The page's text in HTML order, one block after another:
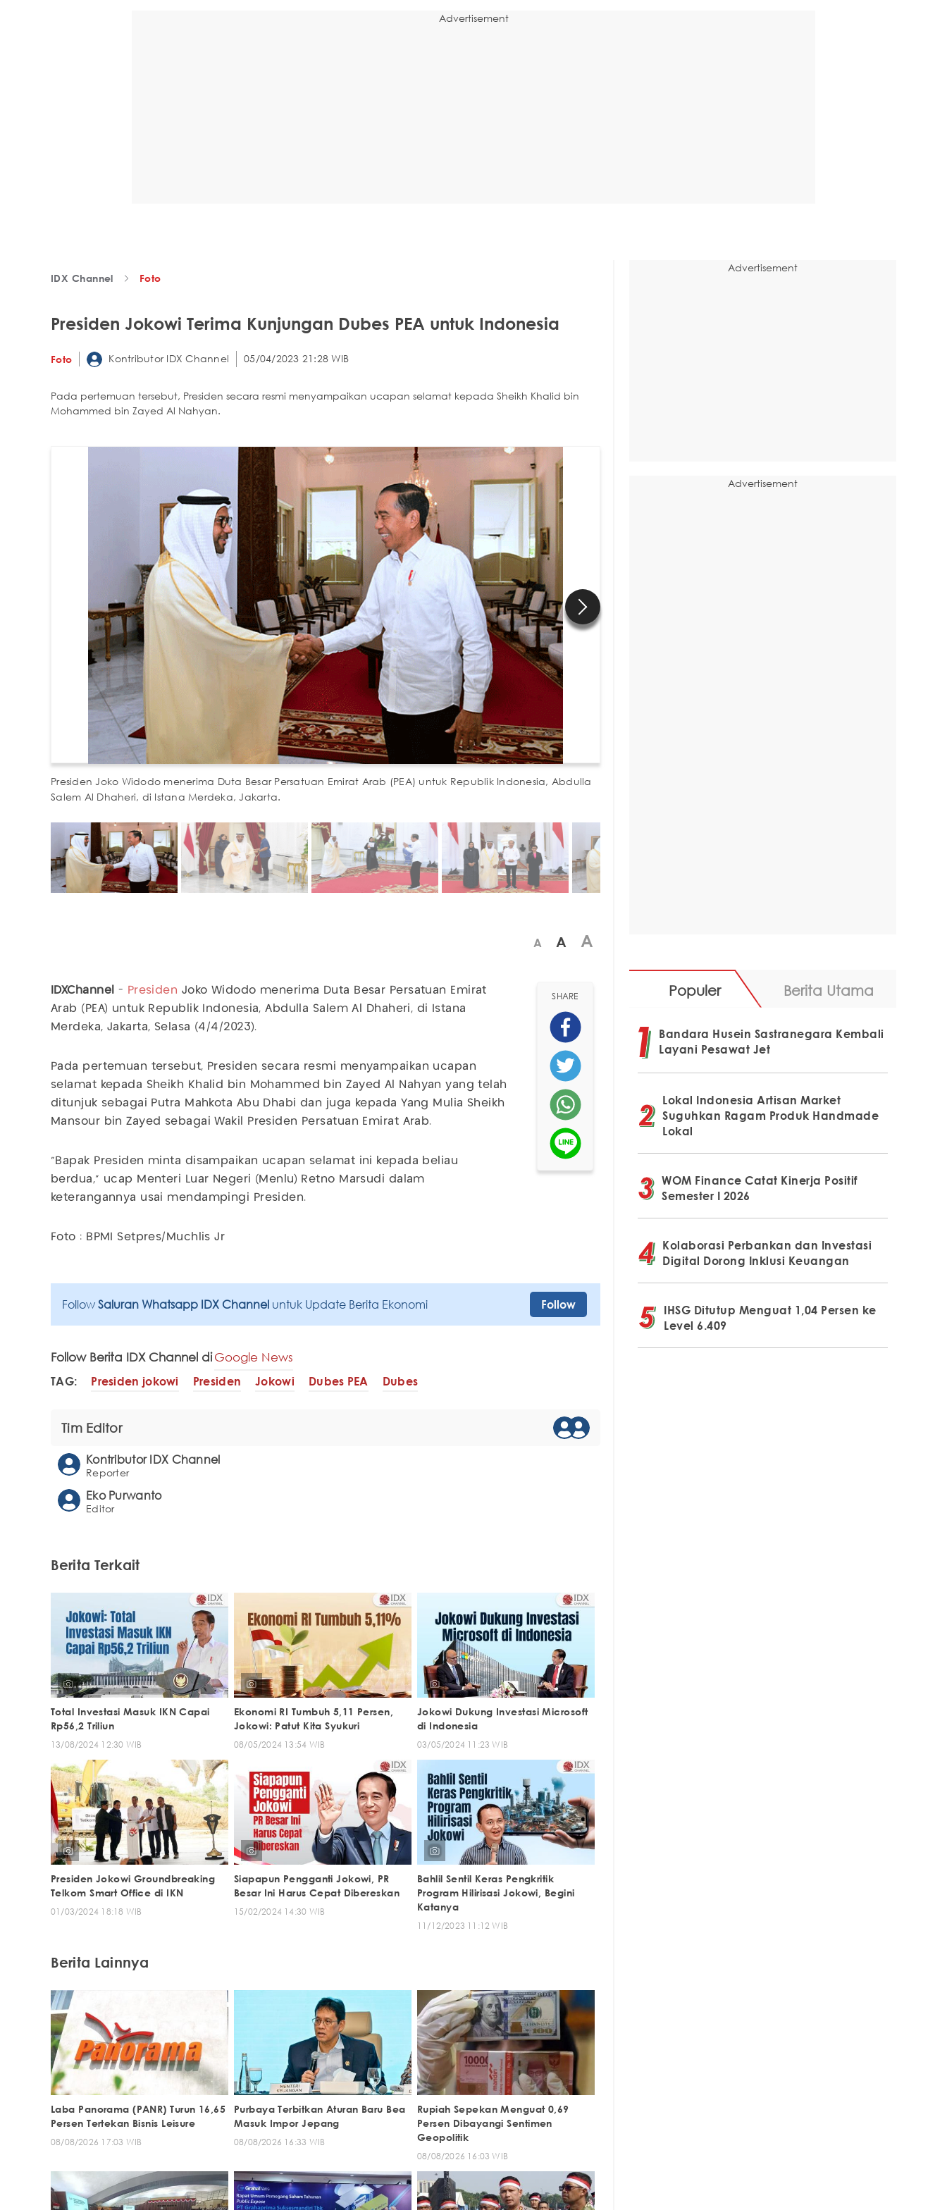
Advertisement
IDX Channel Foto
Presiden Jokowi Terima Kunjungan Dubes PEA untuk Indonesia
Foto Kontributor IDX Channel 05/04/2023 21:28 WIB
Pada pertemuan tersebut, Presiden secara resmi menyampaikan ucapan selamat kepada Sheikh Khalid bin
Mohammed bin Zayed Al Nahyan.
Presiden Joko Widodo menerima Duta Besar Persatuan Emirat Arab (PEA) untuk Republik Indonesia, Abdulla
Salem Al Dhaheri, di Istana Merdeka, Jakarta.
A A A
IDXChannel - Presiden Joko Widodo menerima Duta Besar Persatuan Emirat
Arab (PEA) untuk Republik Indonesia, Abdulla Salem Al Dhaheri, di Istana
Merdeka, Jakarta, Selasa (4/4/2023).
Pada pertemuan tersebut, Presiden secara resmi menyampaikan ucapan
selamat kepada Sheikh Khalid bin Mohammed bin Zayed Al Nahyan yang telah
ditunjuk sebagai Putra Mahkota Abu Dhabi dan juga kepada Yang Mulia Sheikh
Mansour bin Zayed sebagai Wakil Presiden Persatuan Emirat Arab.
“Bapak Presiden minta disampaikan ucapan selamat ini kepada beliau
berdua,” ucap Menteri Luar Negeri (Menlu) Retno Marsudi dalam
keterangannya usai mendampingi Presiden.
Foto : BPMI Setpres/Muchlis Jr
SHARE
Follow Saluran Whatsapp IDX Channel untuk Update Berita Ekonomi Follow
Follow Berita IDX Channel diGoogle News
TAG: Presiden jokowi Presiden Jokowi Dubes PEA Dubes
Tim Editor
Kontributor IDX Channel
Reporter
Eko Purwanto
Editor
Berita Terkait
Total Investasi Masuk IKN Capai
Rp56,2 Triliun
13/08/2024 12:30 WIB
Ekonomi RI Tumbuh 5,11 Persen,
Jokowi: Patut Kita Syukuri
08/05/2024 13:54 WIB
Jokowi Dukung Investasi Microsoft
di Indonesia
03/05/2024 11:23 WIB
Presiden Jokowi Groundbreaking
Telkom Smart Office di IKN
01/03/2024 18:18 WIB
Siapapun Pengganti Jokowi, PR
Besar Ini Harus Cepat Dibereskan
15/02/2024 14:30 WIB
Bahlil Sentil Keras Pengkritik
Program Hilirisasi Jokowi, Begini
Katanya
11/12/2023 11:12 WIB
Berita Lainnya
Laba Panorama (PANR) Turun 16,65
Persen Tertekan Bisnis Leisure
08/08/2026 17:03 WIB
Purbaya Terbitkan Aturan Baru Bea
Masuk Impor Jepang
08/08/2026 16:33 WIB
Rupiah Sepekan Menguat 0,69
Persen Dibayangi Sentimen
Geopolitik
08/08/2026 16:03 WIB
Advertisement
Advertisement
Populer Berita Utama
Bandara Husein Sastranegara Kembali
Layani Pesawat Jet
Lokal Indonesia Artisan Market
Suguhkan Ragam Produk Handmade
Lokal
WOM Finance Catat Kinerja Positif
Semester I 2026
Kolaborasi Perbankan dan Investasi
Digital Dorong Inklusi Keuangan
IHSG Ditutup Menguat 1,04 Persen ke
Level 6.409